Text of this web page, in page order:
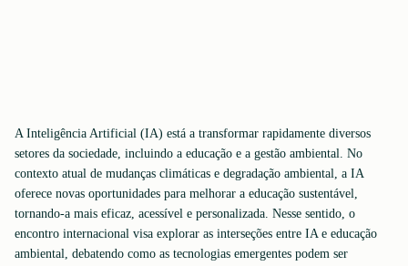
A Inteligência Artificial (IA) está a transformar rapidamente diversos
setores da sociedade, incluindo a educação e a gestão ambiental. No
contexto atual de mudanças climáticas e degradação ambiental, a IA
oferece novas oportunidades para melhorar a educação sustentável,
tornando-a mais eficaz, acessível e personalizada. Nesse sentido, o
encontro internacional visa explorar as interseções entre IA e educação
ambiental, debatendo como as tecnologias emergentes podem ser